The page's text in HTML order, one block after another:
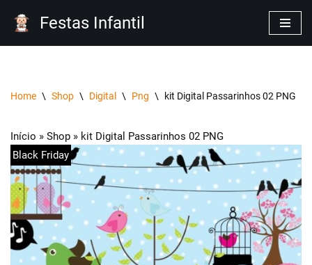
Festas Infantil
Home \ Shop \ Digital \ Png \ kit Digital Passarinhos 02 PNG
Início » Shop » kit Digital Passarinhos 02 PNG
Black Friday